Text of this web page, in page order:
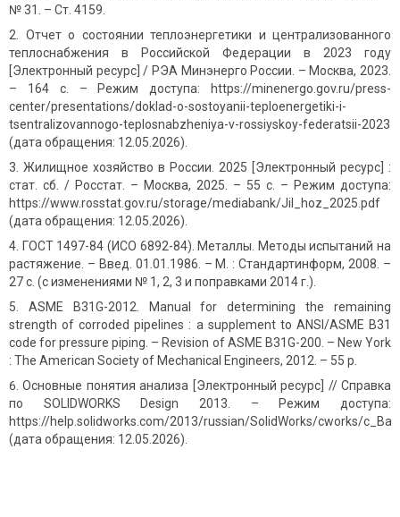
№ 31. – Ст. 4159.
Отчет о состоянии теплоэнергетики и централизованного
теплоснабжения в Российской Федерации в 2023 году
[Электронный ресурс] / РЭА Минэнерго России. – Москва, 2023.
– 164 с. – Режим доступа: https://minenergo.gov.ru/press-
center/presentations/doklad-o-sostoyanii-teploenergetiki-i-
tsentralizovannogo-teplosnabzheniya-v-rossiyskoy-federatsii-2023
(дата обращения: 12.05.2026).
Жилищное хозяйство в России. 2025 [Электронный ресурс] :
стат. сб. / Росстат. – Москва, 2025. – 55 с. – Режим доступа:
https://www.rosstat.gov.ru/storage/mediabank/Jil_hoz_2025.pdf
(дата обращения: 12.05.2026).
ГОСТ 1497-84 (ИСО 6892-84). Металлы. Методы испытаний на
растяжение. – Введ. 01.01.1986. – М. : Стандартинформ, 2008. –
27 с. (с изменениями № 1, 2, 3 и поправками 2014 г.).
ASME B31G-2012. Manual for determining the remaining
strength of corroded pipelines : a supplement to ANSI/ASME B31
code for pressure piping. – Revision of ASME B31G-200. – New York
: The American Society of Mechanical Engineers, 2012. – 55 p.
Основные понятия анализа [Электронный ресурс] // Справка
по SOLIDWORKS Design 2013. – Режим доступа:
https://help.solidworks.com/2013/russian/SolidWorks/cworks/
(дата обращения: 12.05.2026).